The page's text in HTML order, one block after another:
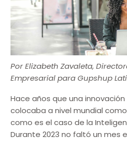
Por Elizabeth Zavaleta,
Empresarial para Gupshup
Hace años que una
colocaba a nivel mundial
como es el caso de la
Durante 2023 no faltó un mes